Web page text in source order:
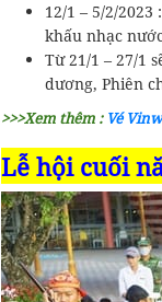
12/1 – 5/2/
khấu nhạc
Từ 21/1 – 27/1
dương, Phiên
>>>Xem thêm : Vé
Lễ hội cuối